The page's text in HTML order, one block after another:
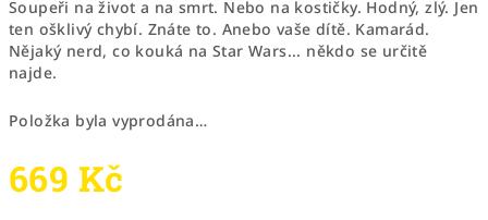
Soupeři na život a na smrt. Nebo na kostičky. Hodný, zlý. Jen
ten ošklivý chybí. Znáte to. Anebo vaše dítě. Kamarád.
Nějaký nerd, co kouká na Star Wars... někdo se určitě
najde.
Položka byla vyprodána…
669 Kč